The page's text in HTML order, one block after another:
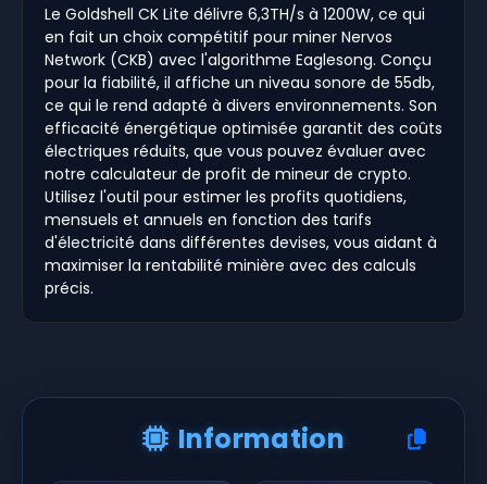
Le Goldshell CK Lite délivre 6,3TH/s à 1200W, ce qui
en fait un choix compétitif pour miner Nervos
Network (CKB) avec l'algorithme Eaglesong. Conçu
pour la fiabilité, il affiche un niveau sonore de 55db,
ce qui le rend adapté à divers environnements. Son
efficacité énergétique optimisée garantit des coûts
électriques réduits, que vous pouvez évaluer avec
notre calculateur de profit de mineur de crypto.
Utilisez l'outil pour estimer les profits quotidiens,
mensuels et annuels en fonction des tarifs
d'électricité dans différentes devises, vous aidant à
maximiser la rentabilité minière avec des calculs
précis.
Information